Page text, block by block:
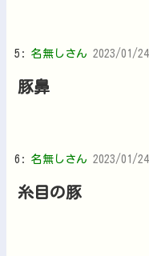
5: 名無しさん 2023/01/
豚鼻
6: 名無しさん 2023/01/
糸目の豚